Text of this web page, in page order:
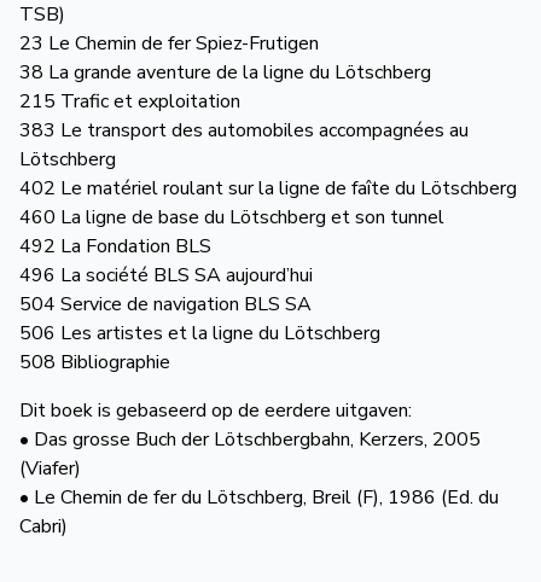
TSB)
23 Le Chemin de fer Spiez-Frutigen
38 La grande aventure de la ligne du Lötschberg
215 Trafic et exploitation
383 Le transport des automobiles accompagnées au
Lötschberg
402 Le matériel roulant sur la ligne de faîte du Lötschberg
460 La ligne de base du Lötschberg et son tunnel
492 La Fondation BLS
496 La société BLS SA aujourd’hui
504 Service de navigation BLS SA
506 Les artistes et la ligne du Lötschberg
508 Bibliographie
Dit boek is gebaseerd op de eerdere uitgaven:
• Das grosse Buch der Lötschbergbahn, Kerzers, 2005
(Viafer)
• Le Chemin de fer du Lötschberg, Breil (F), 1986 (Ed. du
Cabri)